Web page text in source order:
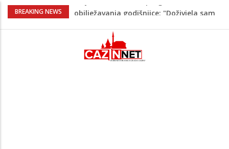
BREAKING NEWS
Prvi put u više od 40 godina: Saudijska
Zeljković se oglasio uoči početka nove
sezone Wwin lige